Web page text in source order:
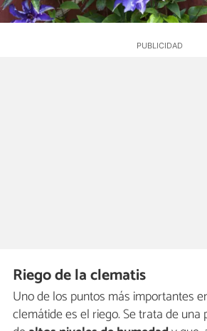
Riego de la clematis
Uno de los puntos más importantes
clemátide es el riego. Se trata de una